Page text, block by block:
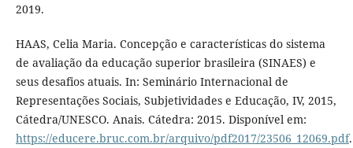
2019.
HAAS, Celia Maria. Concepção e características do sistema
de avaliação da educação superior brasileira (SINAES) e
seus desafios atuais. In: Seminário Internacional de
Representações Sociais, Subjetividades e Educação, IV, 2015,
Cátedra/UNESCO. Anais. Cátedra: 2015. Disponível em:
https://educere.bruc.com.br/arquivo/pdf2017/23506_12069.pdf.